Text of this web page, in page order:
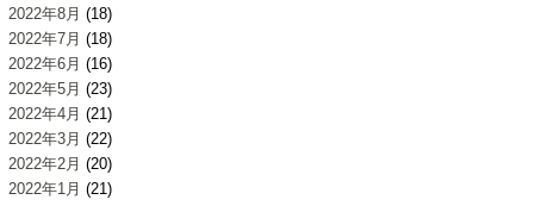
2022年8月 (18)
2022年7月 (18)
2022年6月 (16)
2022年5月 (23)
2022年4月 (21)
2022年3月 (22)
2022年2月 (20)
2022年1月 (21)